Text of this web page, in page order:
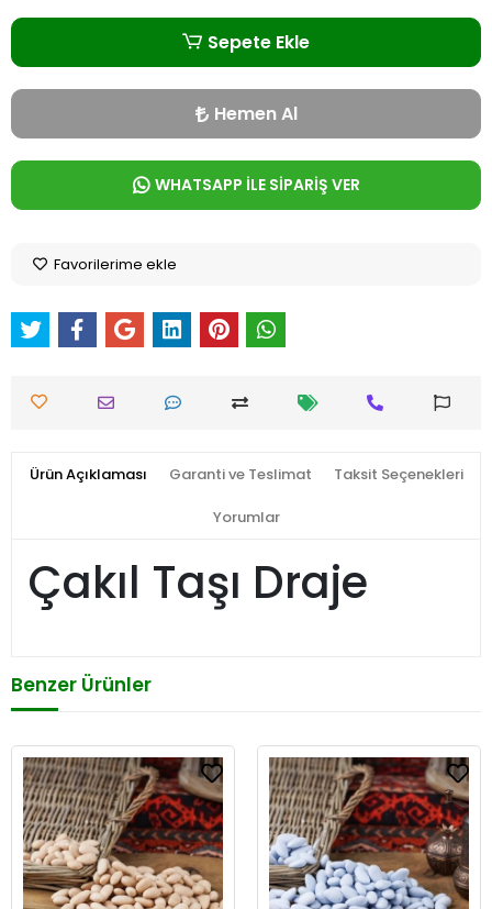
Sepete Ekle
Hemen Al
WHATSAPP İLE SİPARİŞ VER
Favorilerime ekle
Ürün Açıklaması Garanti ve Teslimat Taksit Seçenekleri
Yorumlar
Çakıl Taşı Draje
Benzer Ürünler